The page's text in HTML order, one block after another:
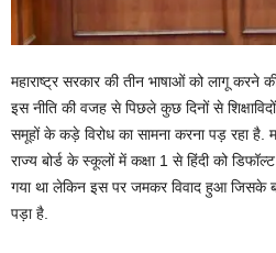
महाराष्‍ट्र सरकार की तीन भाषाओं को लागू करने
इस नीति की वजह से पिछले कुछ दिनों से
समूहों के कड़े विरोध का सामना करना पड़ रहा है.
राज्य बोर्ड के स्कूलों में कक्षा 1 से हिंदी को
गया था लेकिन इस पर जमकर विवाद हुआ जिसके
पड़ा है.